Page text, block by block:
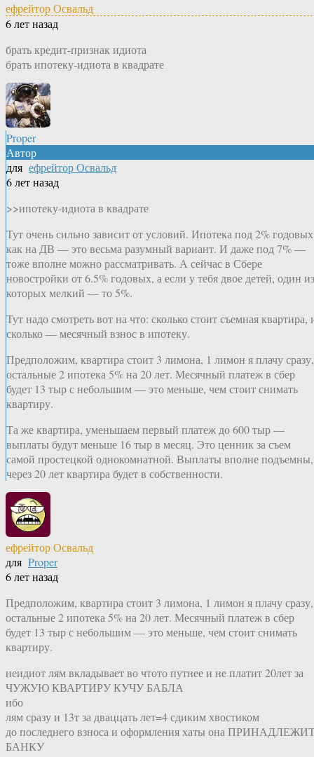
ефрейтор Освальд
6 лет назад
брать кредит-признак идиота
брать ипотеку-идиота в квадрате
Proper
Автор
для ефрейтор Освальд
6 лет назад
>>ипотеку-идиота в квадрате
Тут очень сильно зависит от условий. Ипотека под 2%
как на ДВ — это весьма разумный вариант. И даже под 7% —
тоже вполне можно рассматривать. А сейчас в Сбере
новостройки от 6.5% годовых, а если у тебя двое детей, один из
которых мелкий — то 5%.
Тут надо смотреть вот на что: сколько стоит съемная квартира,
сколько — месячный взнос в ипотеку.
Предположим, квартира стоит 3 лимона, 1 лимон я плачу сразу,
остальные 2 ипотека 5% на 20 лет. Месячный платеж в сбер
будет 13 тыр с небольшим — это меньше, чем стоит снимать
квартиру.
Та же квартира, уменьшаем первый платеж до 600 тыр —
выплаты будут меньше 16 тыр в месяц. Это ценник за съем
самой простецкой однокомнатной. Выплаты вполне подъемны,
через 20 лет квартира будет в собственности.
ефрейтор Освальд
для Proper
6 лет назад
Предположим, квартира стоит 3 лимона, 1 лимон я плачу сразу,
остальные 2 ипотека 5% на 20 лет. Месячный платеж в сбер
будет 13 тыр с небольшим — это меньше, чем стоит снимать
квартиру.
неидиот лям вкладывает во чтото путнее и не платит 20лет за
ЧУЖУЮ КВАРТИРУ КУЧУ БАБЛА
ибо
лям сразу и 13т за дваццать лет=4 сдиким хвостиком
до последнего взноса и оформления хаты она
БАНКУ